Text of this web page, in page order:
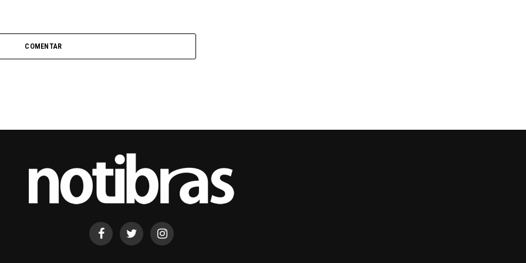
COMENTAR